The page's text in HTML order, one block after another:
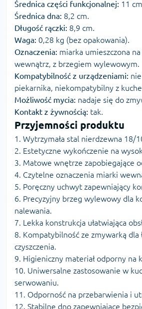
Średnica części funkcjonalnej: 11
Średnica dna: 8,2 cm.
Długość rączki: 8,9 cm.
Waga: 0,28 kg (bez opakowania).
Oznaczenia: miarka umieszczona
wewnątrz, z brzegiem wylewowym.
Kompatybilność z urządzeniami:
piekarnika, niekompatybilny z
Możliwość mycia: nadaje się do
Kontakt z żywnością: tak.
Przyjemności produktu
1. Wytrzymała stal nierdzewna 18/
2. Estetyczne wykończenie na
3. Matowe wnętrze zapobiegające
4. Czytelne oznaczenia miarki
5. Poręczny uchwyt zapewniający
6. Precyzyjny brzeg wylewowy dla
nalewania.
7. Lekka konstrukcja ułatwiająca
8. Kompatybilność ze zmywarką dla
czyszczenia.
9. Higieniczny materiał odporny na
10. Uniwersalne zastosowanie w
serwowaniu.
11. Odporność na przebarwienia i
12. Stabilne dno zapewniające